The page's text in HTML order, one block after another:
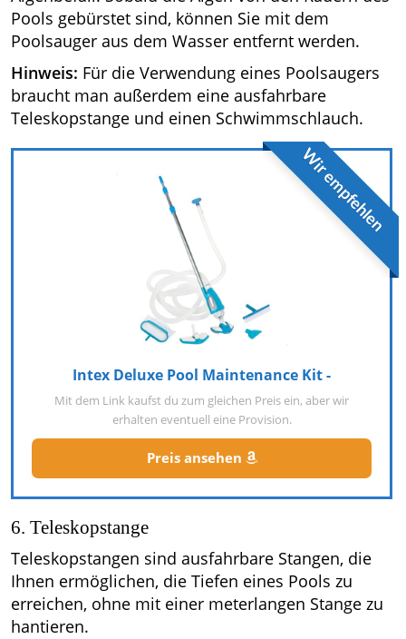
Pools gebürstet sind, können Sie mit dem
Poolsauger aus dem Wasser entfernt werden.
Hinweis: Für die Verwendung eines Poolsaugers
braucht man außerdem eine ausfahrbare
Teleskopstange und einen Schwimmschlauch.
Wir empfehlen
Intex Deluxe Pool Maintenance Kit -
Mit dem Link kaufst du zum gleichen Preis ein, aber wir
erhalten eventuell eine Provision.
Preis ansehen
6. Teleskopstange
Teleskopstangen sind ausfahrbare Stangen, die
Ihnen ermöglichen, die Tiefen eines Pools zu
erreichen, ohne mit einer meterlangen Stange zu
hantieren.